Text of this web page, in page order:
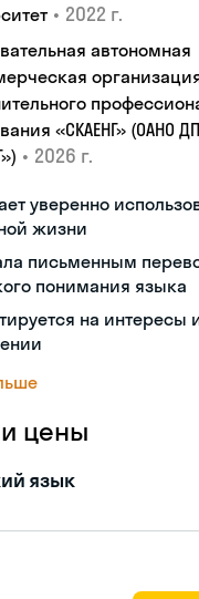
• 2022 г.
автономная
«СКАЕНГ» (ОАНО
• 2026 г.
уверенно
жизни
письменным
понимания языка
на интересы
и цены
язык